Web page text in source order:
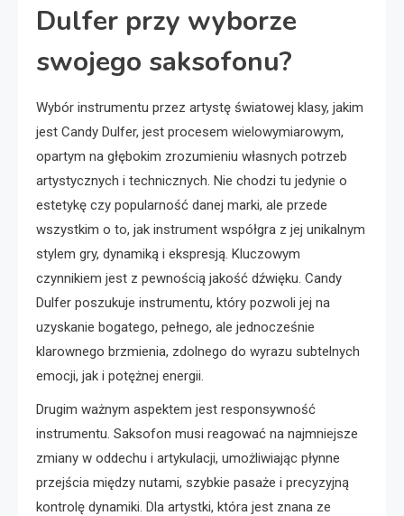
Dulfer przy wyborze
swojego saksofonu?
Wybór instrumentu przez artystę światowej klasy, jakim
jest Candy Dulfer, jest procesem wielowymiarowym,
opartym na głębokim zrozumieniu własnych potrzeb
artystycznych i technicznych. Nie chodzi tu jedynie o
estetykę czy popularność danej marki, ale przede
wszystkim o to, jak instrument współgra z jej unikalnym
stylem gry, dynamiką i ekspresją. Kluczowym
czynnikiem jest z pewnością jakość dźwięku. Candy
Dulfer poszukuje instrumentu, który pozwoli jej na
uzyskanie bogatego, pełnego, ale jednocześnie
klarownego brzmienia, zdolnego do wyrazu subtelnych
emocji, jak i potężnej energii.
Drugim ważnym aspektem jest responsywność
instrumentu. Saksofon musi reagować na najmniejsze
zmiany w oddechu i artykulacji, umożliwiając płynne
przejścia między nutami, szybkie pasaże i precyzyjną
kontrolę dynamiki. Dla artystki, która jest znana ze